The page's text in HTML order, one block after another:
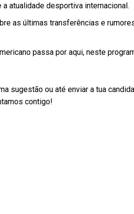
a atualidade desportiva internacional.
as últimas transferências e
passa por aqui, neste
sugestão ou até enviar a tua
contigo!